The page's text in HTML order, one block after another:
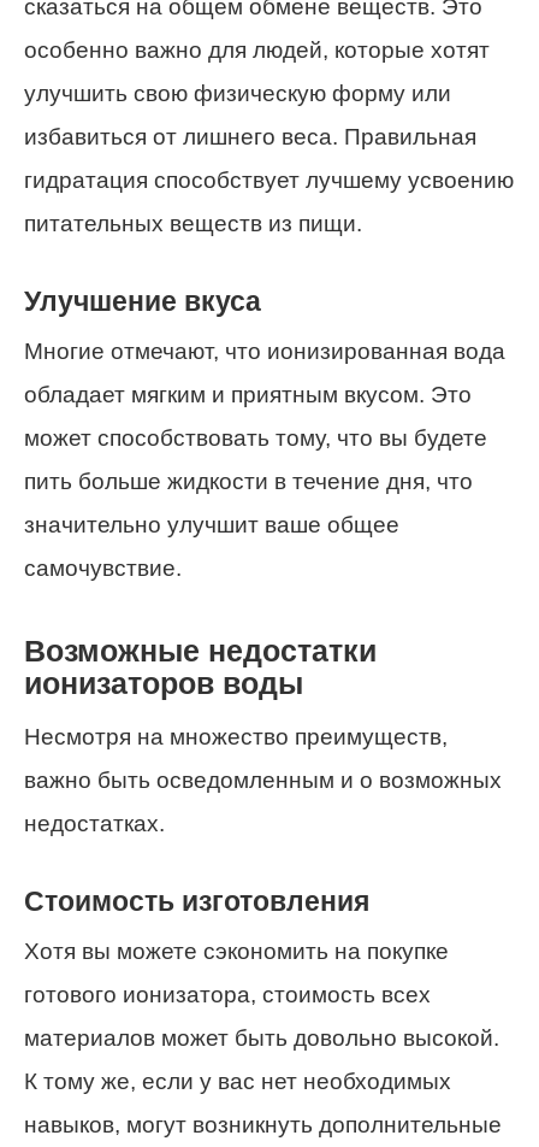
сказаться на общем обмене веществ. Это
особенно важно для людей, которые хотят
улучшить свою физическую форму или
избавиться от лишнего веса. Правильная
гидратация способствует лучшему усвоению
питательных веществ из пищи.
Улучшение вкуса
Многие отмечают, что ионизированная вода
обладает мягким и приятным вкусом. Это
может способствовать тому, что вы будете
пить больше жидкости в течение дня, что
значительно улучшит ваше общее
самочувствие.
Возможные недостатки
ионизаторов воды
Несмотря на множество преимуществ,
важно быть осведомленным и о возможных
недостатках.
Стоимость изготовления
Хотя вы можете сэкономить на покупке
готового ионизатора, стоимость всех
материалов может быть довольно высокой.
К тому же, если у вас нет необходимых
навыков, могут возникнуть дополнительные